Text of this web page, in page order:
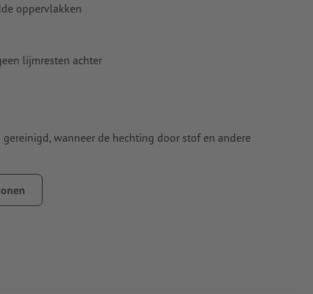
oppervlakken
lijmresten achter
wanneer de hechting door stof en andere
en mag geen andere verontreinigingen bevatten. Dit kan
moeten gedroogd resp. volledig uitgehard zijn.